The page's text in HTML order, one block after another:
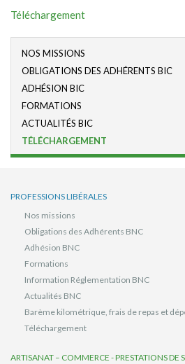
Téléchargement
NOS MISSIONS
OBLIGATIONS DES ADHÉRENTS BIC
ADHÉSION BIC
FORMATIONS
ACTUALITÉS BIC
TÉLÉCHARGEMENT
PROFESSIONS LIBÉRALES
Nos missions
Obligations des Adhérents BNC
Adhésion BNC
Formations
Information Réglementation BNC
Actualités BNC
Barème kilométrique, frais de repas et
Téléchargement
ARTISANAT – COMMERCE - PRESTATIONS DE